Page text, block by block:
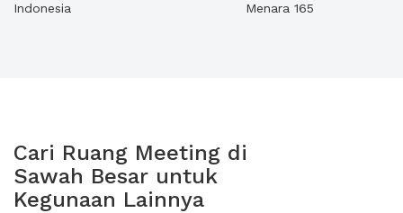
Indonesia
Menara 165
Cari Ruang Meeting di
Sawah Besar untuk
Kegunaan Lainnya